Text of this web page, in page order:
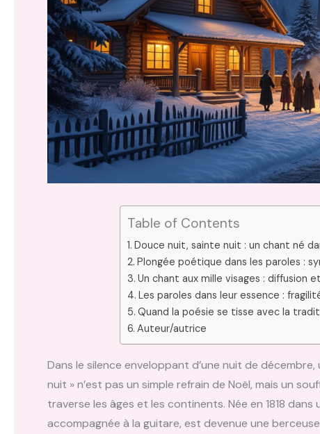
Table of Contents
Douce nuit, sainte nuit : un chant né
Plongée poétique dans les paroles :
Un chant aux mille visages : diffusion
Les paroles dans leur essence :
Quand la poésie se tisse avec la
Auteur/autrice
Dans le silence enveloppant d’une nuit de
nuit » n’est pas un simple refrain de Noël, mais un
traverse les âges et les continents. Née en 1818
accompagnée à la guitare, est devenue une